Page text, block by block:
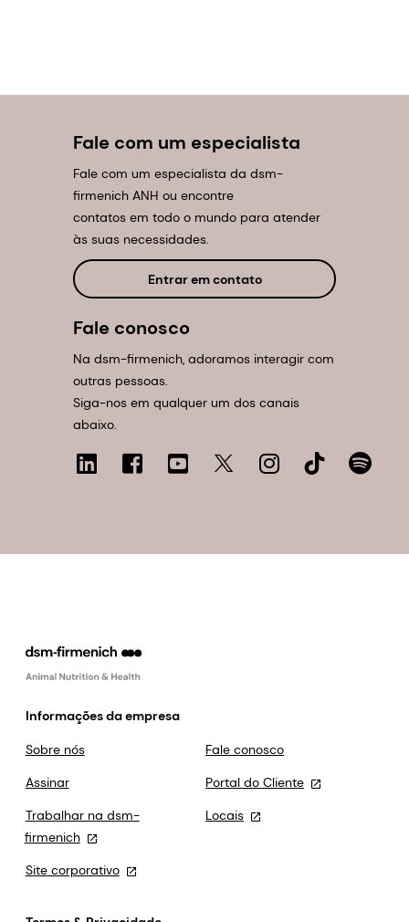
Fale com um especialista
Fale com um especialista da dsm-
firmenich ANH ou encontre
contatos em todo o mundo para atender
às suas necessidades.
Entrar em contato
Fale conosco
Na dsm-firmenich, adoramos interagir com
outras pessoas.
Siga-nos em qualquer um dos canais
abaixo.
Informações da empresa
Sobre nós
Fale conosco
Assinar
Portal do Cliente
Trabalhar na dsm-
firmenich
Locais
Site corporativo